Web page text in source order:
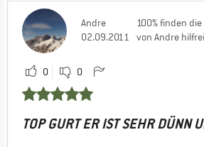
Andre
02.09.2011
100% finden
von Andre
0 0
TOP GURT ER IST SEHR DÜNN